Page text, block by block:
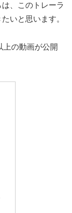
、このトレーラ
いと思います。
上の動画が公開